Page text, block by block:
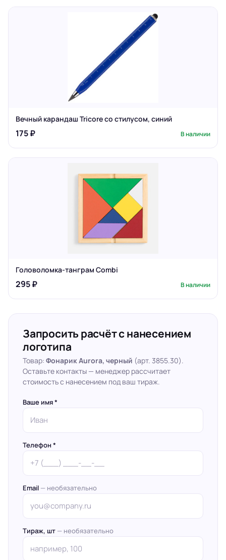
Вечный карандаш Tricore со стилусом, синий
175 ₽ В наличии
Головоломка-танграм Combi
295 ₽ В наличии
Запросить расчёт с нанесением
логотипа
Товар: Фонарик Aurora, черный (арт. 3855.30).
Оставьте контакты — менеджер рассчитает
стоимость с нанесением под ваш тираж.
Ваше имя *
Телефон *
Email — необязательно
Тираж, шт — необязательно